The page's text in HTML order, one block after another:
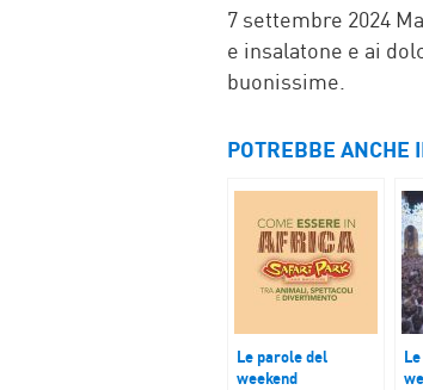
7 settembre 2024
e insalatone e ai
buonissime.
POTREBBE ANCHE
Le parole del
weekend